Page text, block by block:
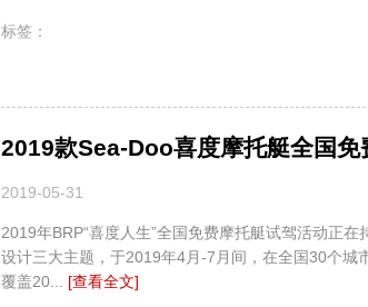
标签：
2019款Sea-Doo喜度摩托艇全国免
2019-05-31
2019年BRP“喜度人生”全国免费摩托艇试驾活动正
设计三大主题，于2019年4月-7月间，在全国30个城
覆盖20... [查看全文]